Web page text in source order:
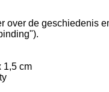
over de geschiedenis
1,5 cm